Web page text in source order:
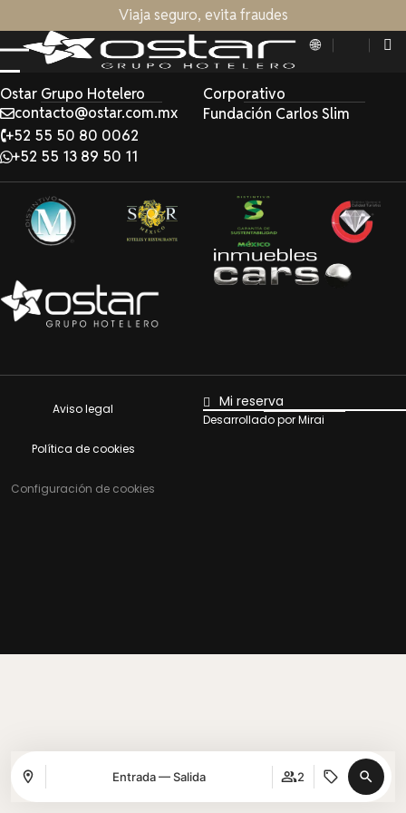
Viaja seguro, evita fraudes
Entrada — Salida 2
Ostar Grupo Hotelero
contacto@ostar.com.mx
+52 55 50 80 0062
+52 55 13 89 50 11
Corporativo
Fundación Carlos Slim
Aviso legal
Política de cookies
Configuración de cookies
Mi reserva
Desarrollado porMirai